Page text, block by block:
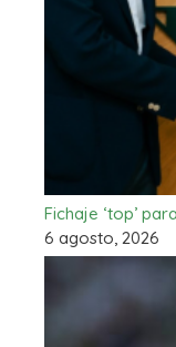
Fichaje ‘top’
6 agosto, 2026